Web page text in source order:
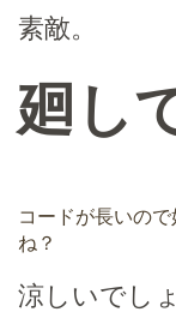
素敵。
廻し
コードが長いの
ね？
涼しいでし